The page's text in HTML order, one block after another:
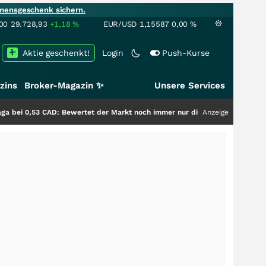
sichern.
29.728,93 +1,18% EUR/USD 1,15587 0,00 %
Login Push-Kurse
Aktie geschenkt!
Broker-Magazin ✨ Unsere Services
CAD: Bewertet der Markt noch immer nur die Hälfte der Story?+++
Anzeige